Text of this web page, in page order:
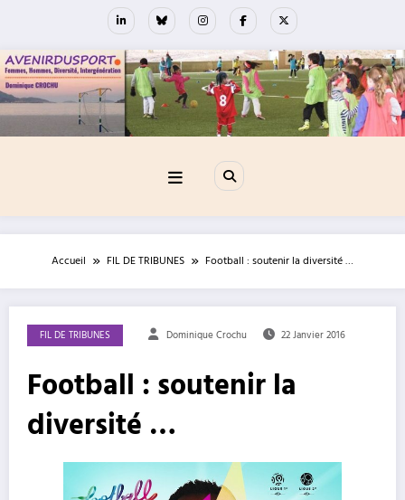
Accueil FIL DE TRIBUNES Football : soutenir la diversité …
FIL DE TRIBUNES Dominique Crochu 22 Janvier 2016
Football : soutenir la
diversité …